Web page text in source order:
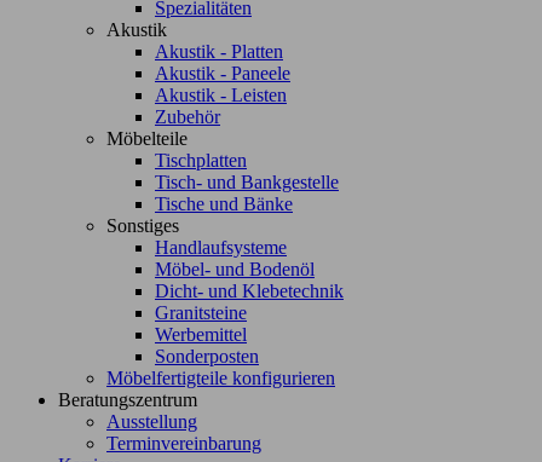
Spezialitäten
Akustik
Akustik - Platten
Akustik - Paneele
Akustik - Leisten
Zubehör
Möbelteile
Tischplatten
Tisch- und Bankgestelle
Tische und Bänke
Sonstiges
Handlaufsysteme
Möbel- und Bodenöl
Dicht- und Klebetechnik
Granitsteine
Werbemittel
Sonderposten
Möbelfertigteile konfigurieren
Beratungszentrum
Ausstellung
Terminvereinbarung